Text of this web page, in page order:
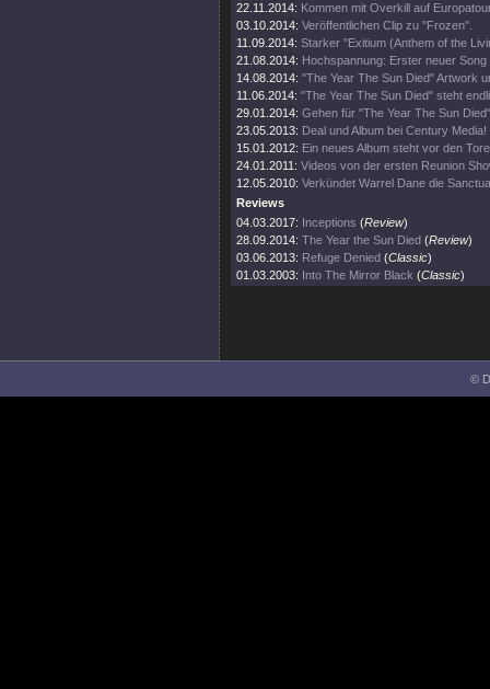
22.11.2014: Kommen mit Overkill auf
03.10.2014: Veröffentlichen Clip zu "Frozen".
11.09.2014: Starker "Exitium (Anthem of the
21.08.2014: Hochspannung: Erster neuer Song
14.08.2014: "The Year The Sun Died" Artwork
11.06.2014: "The Year The Sun Died" steht
29.01.2014: Gehen für "The Year The Sun
23.05.2013: Deal und Album bei Century Media!
15.01.2012: Ein neues Album steht vor den
24.01.2011: Videos von der ersten Reunion
12.05.2010: Verkündet Warrel Dane die
Reviews
04.03.2017: Inceptions (Review)
28.09.2014: The Year the Sun Died (Review)
03.06.2013: Refuge Denied (Classic)
01.03.2003: Into The Mirror Black (Classic)
©